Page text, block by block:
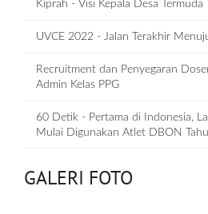
Kiprah - Visi Kepala Desa Termuda
UVCE 2022 - Jalan Terakhir
Recruitment dan Penyegaran
Admin Kelas PPG
60 Detik - Pertama di Indonesia,
Mulai Digunakan Atlet DBON
GALERI FOTO